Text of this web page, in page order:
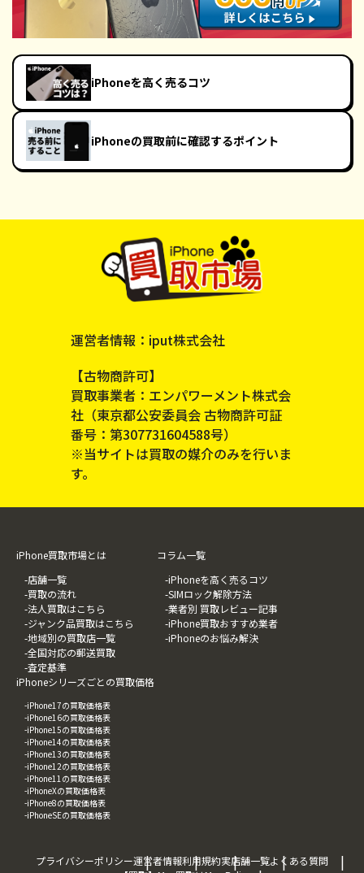
iPhoneを高く売るコツ
iPhoneの買取前に確認するポイント
iPhone買取市場とは
-店舗一覧
-買取の流れ
-法人買取はこちら
-ジャンク品買取はこちら
-地域別の買取店一覧
-全国対応の郵送買取
-査定基準
コラム一覧
-iPhoneを高く売るコツ
-SIMロック解除方法
-業者別 買取レビュー記事
-iPhone買取おすすめ業者
-iPhoneのお悩み解決
iPhoneシリーズごとの買取価格
-iPhone17の買取価格表
-iPhone16の買取価格表
-iPhone15の買取価格表
-iPhone14の買取価格表
-iPhone13の買取価格表
-iPhone12の買取価格表
-iPhone11の買取価格表
-iPhoneXの買取価格表
-iPhone8の買取価格表
-iPhoneSEの買取価格表
プライバシーポリシー運営者情報利用規約実店舗一覧よくある質問
運営者情報：iput株式会社
【古物商許可】
買取事業者：エンパワーメント株式会
社（東京都公安委員会 古物商許可証
番号：第307731604588号）
※当サイトは買取の媒介のみを行いま
す。